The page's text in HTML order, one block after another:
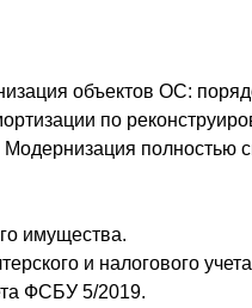
объектов ОС:
по
полностью
имущества.
и налогового
ФСБУ 5/2019.